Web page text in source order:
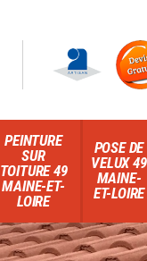
PEINTURE
SUR
TOITURE 49
MAINE-ET-
LOIRE
POSE DE
VELUX 49
MAINE-
ET-LOIRE